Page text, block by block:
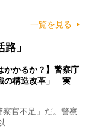
一覧を見る
」
かかるか？】警察庁
の構造改革」 実
官不足」だ。警察
…